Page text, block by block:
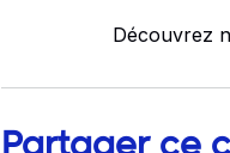
Découvrez